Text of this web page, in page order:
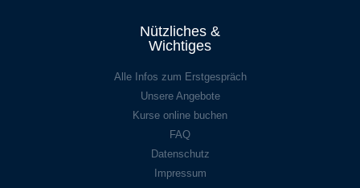
Nützliches &
Wichtiges
Alle Infos zum Erstgespräch
Unsere Angebote
Kurse online buchen
FAQ
Datenschutz
Impressum